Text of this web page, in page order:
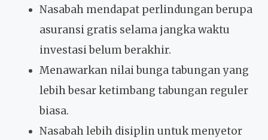
Nasabah mendapat perlindungan berupa
asuransi gratis selama jangka waktu
investasi belum berakhir.
Menawarkan nilai bunga tabungan yang
lebih besar ketimbang tabungan reguler
biasa.
Nasabah lebih disiplin untuk menyetor